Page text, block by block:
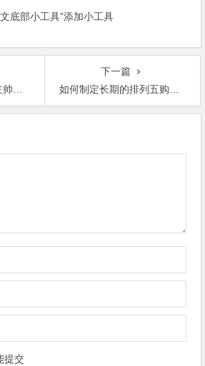
底部小工具”添加小工具
任
下一篇
如何制定长期的排列五购彩计划？
提交